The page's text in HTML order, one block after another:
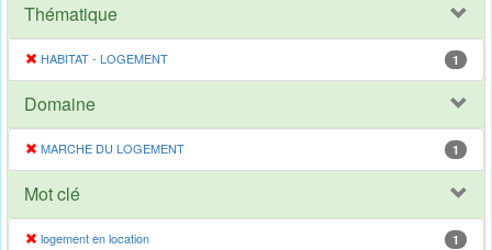
Thématique
HABITAT - LOGEMENT 1
Domaine
MARCHE DU LOGEMENT 1
Mot clé
logement en location 1